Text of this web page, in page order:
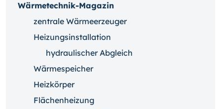
Wärmetechnik-Magazin
zentrale Wärmeerzeuger
Heizungsinstallation
hydraulischer Abgleich
Wärmespeicher
Heizkörper
Flächenheizung